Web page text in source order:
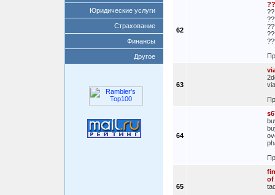
Юридические услуги
Страхование
Финансы
Другое
62
63
64
65
of